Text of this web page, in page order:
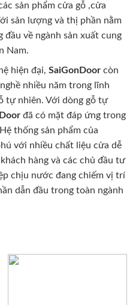
sản phẩm cửa gỗ ,cửa
sản lượng và thị phần nằm
về ngành sản xuất cung
Nam.
hiện đại, SaiGonDoor còn
nhiều năm trong lĩnh
tự nhiên. Với dòng gỗ tự
đã có mặt đáp ứng trong
thống sản phẩm của
với nhiều chất liệu cửa dễ
hàng và các chủ đầu tư
chịu nước đang chiếm vị trí
dẫn đầu trong toàn ngành